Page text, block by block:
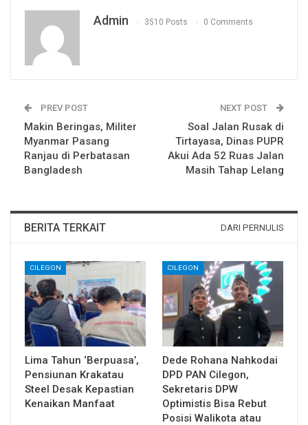
Admin 3510 Posts 0 Comments
PREV POST
Makin Beringas, Militer
Myanmar Pasang
Ranjau di Perbatasan
Bangladesh
NEXT POST
Soal Jalan Rusak di
Tirtayasa, Dinas PUPR
Akui Ada 52 Ruas Jalan
Masih Tahap Lelang
BERITA TERKAIT DARI PERNULIS
CILEGON
Lima Tahun ‘Berpuasa’,
Pensiunan Krakatau
Steel Desak Kepastian
Kenaikan Manfaat
CILEGON
Dede Rohana Nahkodai
DPD PAN Cilegon,
Sekretaris DPW
Optimistis Bisa Rebut
Posisi Walikota atau